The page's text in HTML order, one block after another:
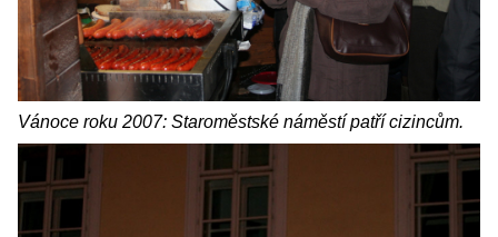
Vánoce roku 2007: Staroměstské náměstí patří cizincům.